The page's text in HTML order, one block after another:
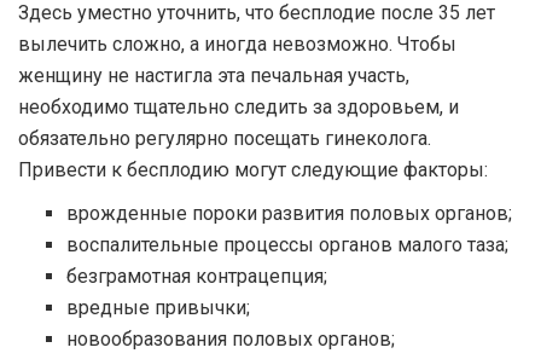
Здесь уместно уточнить, что бесплодие после 35 лет
вылечить сложно, а иногда невозможно. Чтобы
женщину не настигла эта печальная участь,
необходимо тщательно следить за здоровьем, и
обязательно регулярно посещать гинеколога.
Привести к бесплодию могут следующие факторы:
врожденные пороки развития половых органов;
воспалительные процессы органов малого таза;
безграмотная контрацепция;
вредные привычки;
новообразования половых органов;